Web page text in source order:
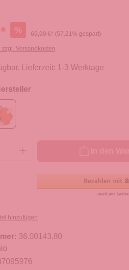
% 69,99 €* (57.21% gespart)
zzgl. Versandkosten
Lieferzeit: 1-3 Werktage
hinzufügen
36.00143.80